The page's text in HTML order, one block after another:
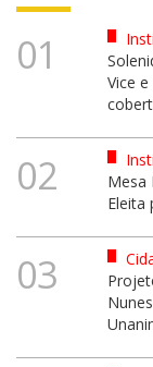
01
Vice
02
Mesa
Eleita
03